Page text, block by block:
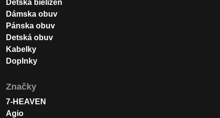
Detská bielizeň
Dámska obuv
Pánska obuv
Detská obuv
Kabelky
Doplnky
Značky
7-HEAVEN
Agio